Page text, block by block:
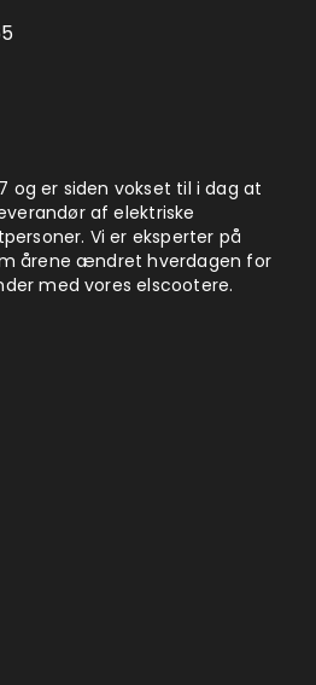
og er siden vokset til i dag at
af elektriske
Vi er eksperter på
årene ændret hverdagen for
med vores elscootere.